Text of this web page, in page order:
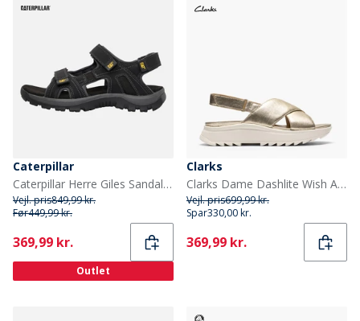
Caterpillar
Caterpillar Herre Giles Sandaler Sort
Vejl. pris849,99 kr.
Før449,99 kr.
Current
369,99 kr.
Outlet
Clarks
Clarks Dame Dashlite Wish Ankelrem Sandaler Gold Leather
Vejl. pris699,99 kr.
Spar330,00 kr.
Current
369,99 kr.